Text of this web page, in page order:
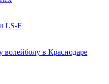
LS-F
в Краснодаре